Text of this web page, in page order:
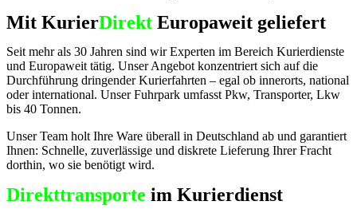
Mit KurierDirekt Europaweit geliefert
Seit mehr als 30 Jahren sind wir Experten im Bereich Kurierdienste
und Europaweit tätig. Unser Angebot konzentriert sich auf die
Durchführung dringender Kurierfahrten – egal ob innerorts, national
oder international. Unser Fuhrpark umfasst Pkw, Transporter, Lkw
bis 40 Tonnen.
Unser Team holt Ihre Ware überall in Deutschland ab und garantiert
Ihnen: Schnelle, zuverlässige und diskrete Lieferung Ihrer Fracht
dorthin, wo sie benötigt wird.
Direkttransporte im Kurierdienst